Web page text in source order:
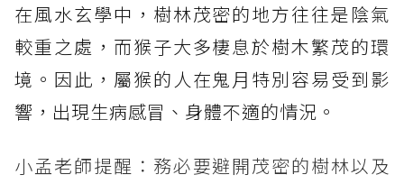
在風水玄學中，樹林茂密的地方往往是陰氣
較重之處，而猴子大多棲息於樹木繁茂的環
境。因此，屬猴的人在鬼月特別容易受到影
響，出現生病感冒、身體不適的情況。
小孟老師提醒：務必要避開茂密的樹林以及